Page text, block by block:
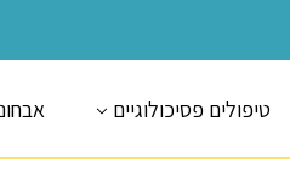
טיפולים פסיכולוגיים